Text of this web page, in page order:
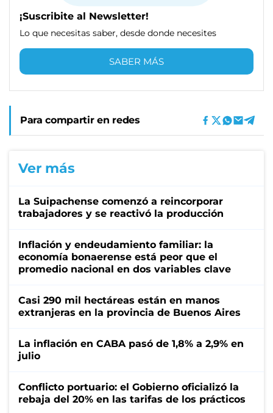
¡Suscribite al Newsletter!
Lo que necesitas saber, desde donde necesites
SABER MÁS
Para compartir en redes
Ver más
La Suipachense comenzó a reincorporar
trabajadores y se reactivó la producción
Inflación y endeudamiento familiar: la
economía bonaerense está peor que el
promedio nacional en dos variables clave
Casi 290 mil hectáreas están en manos
extranjeras en la provincia de Buenos Aires
La inflación en CABA pasó de 1,8% a 2,9% en
julio
Conflicto portuario: el Gobierno oficializó la
rebaja del 20% en las tarifas de los prácticos